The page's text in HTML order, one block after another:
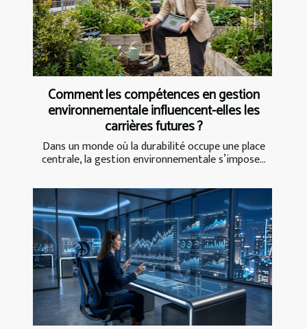
Comment les compétences en gestion
environnementale influencent-elles les
carrières futures ?
Dans un monde où la durabilité occupe une place
centrale, la gestion environnementale s’impose...